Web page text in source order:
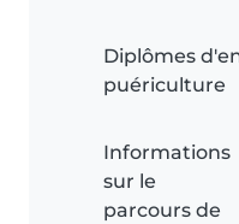
Diplômes
puériculture
Informations
sur le
parcours de